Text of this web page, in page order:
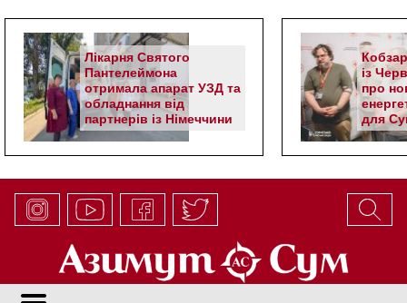
Лікарня Святого
Пантелеймона
отримала апарат УЗД та
обладнання від
партнерів із Німеччини
із
про
для